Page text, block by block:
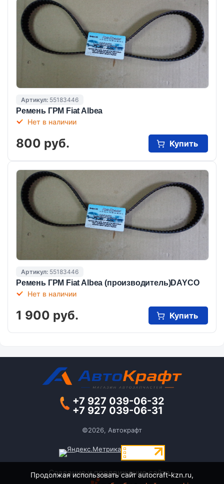
Артикул: 55183446
Ремень ГРМ Fiat Albea
Нет в наличии
800 руб. Купить
Артикул: 55183446
Ремень ГРМ Fiat Albea (производитель)DAYCO
Нет в наличии
1 900 руб. Купить
+7 927 039-06-32
+7 927 039-06-31
©2026, Автокрафт
Создание и продвижение сайта -
Продолжая использовать сайт autocraft-kzn.ru,